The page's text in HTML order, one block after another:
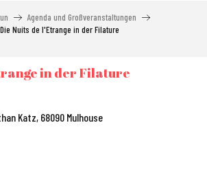
Agenda und Großveranstaltungen
Die Nuits de l'Etrange in der Filature
in der Filature
Katz, 68090 Mulhouse